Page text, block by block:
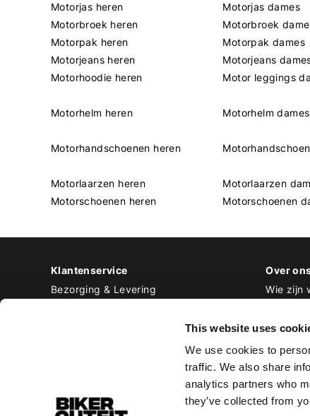
This website uses
We use cookies to
traffic. We also share
analytics partners who
they’ve collected from
Motorjas heren
Motorbroek heren
Motorpak heren
Motorjeans heren
Motorhoodie heren
Motorhelm heren
Motorhandschoenen heren
Motorlaarzen heren
Motorschoenen heren
Motorjas dames
Motorbroek
Motorpak dames
Motorjeans
Motor leggings
Motorhelm dames
Motorlaarzen
Motorschoenen
Klantenservice
Bezorging & Levering
Privacy Policy
Over
Wie zijn
Werken